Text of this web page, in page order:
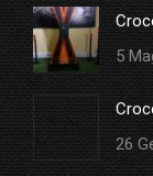
in
new
window
5
26